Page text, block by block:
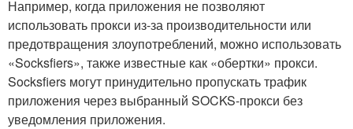
Например, когда приложения не позволяют
использовать прокси из-за производительности или
предотвращения злоупотреблений, можно использовать
«Socksfiers», также известные как «обертки» прокси.
Socksfiers могут принудительно пропускать трафик
приложения через выбранный SOCKS-прокси без
уведомления приложения.